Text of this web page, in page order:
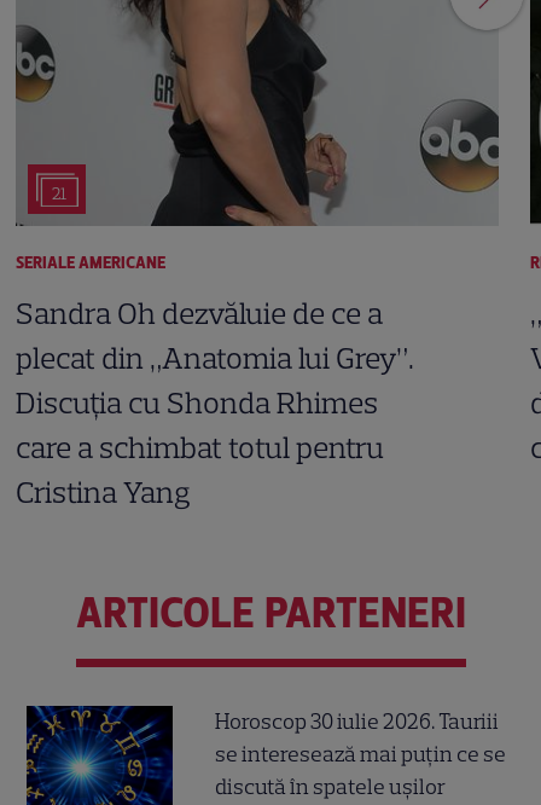
21
SERIALE AMERICANE
Sandra Oh dezvăluie de ce a
plecat din „Anatomia lui Grey”.
Discuția cu Shonda Rhimes
care a schimbat totul pentru
Cristina Yang
ARTICOLE PARTENERI
Horoscop 30 iulie 2026. Tauriii
se interesează mai puțin ce se
discută în spatele ușilor